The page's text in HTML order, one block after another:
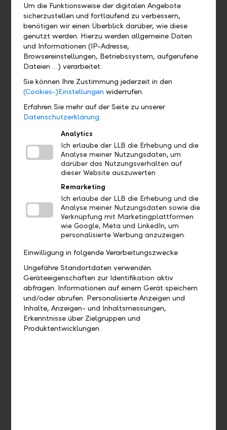
Um die Funktionsweise der digitalen Angebote
sicherzustellen und fortlaufend zu verbessern,
benötigen wir einen Überblick darüber, wie diese
genutzt werden. Hierzu werden allgemeine Daten
und Informationen (IP-Adresse,
Browsereinstellungen, Betriebssystem, aufgerufene
Dateien …) verarbeitet.
Sie können Ihre Zustimmung jederzeit in den
(Cookies-)Einstellungen widerrufen.
Erfahren Sie mehr auf der Seite zu unserer
Datenschutzerklärung.
Analytics
Ich erlaube der LLB die Erhebung und die
Analyse meiner Nutzungsdaten, um
darüber das Nutzungsverhalten auf
dieser Website auszuwerten
Remarketing
Ich erlaube der LLB die Erhebung und die
Analyse meiner Nutzungsdaten sowie die
Verknüpfung mit Marketingplattformen
wie Google, Meta und LinkedIn, um
personalisierte Werbung anzuzeigen.
Einwilligung in folgende Verarbeitungszwecke
Ungefähre Standortdaten verwenden.
Geräteeigenschaften zur Identifikation aktiv
abfragen. Informationen auf einem Gerät speichern
und/oder abrufen. Personalisierte Anzeigen und
Inhalte, Anzeigen- und Inhaltsmessungen,
Erkenntnisse über Zielgruppen und
Produktentwicklungen.